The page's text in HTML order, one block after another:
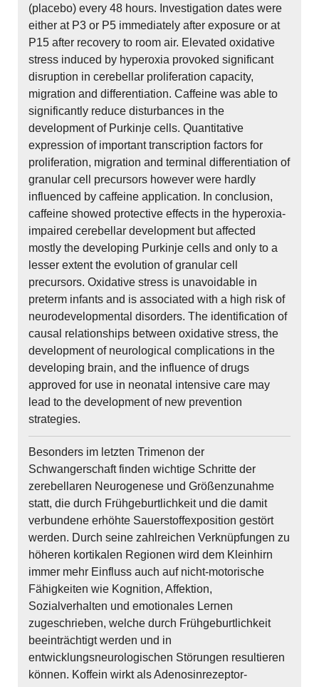
(placebo) every 48 hours. Investigation dates were
either at P3 or P5 immediately after exposure or at
P15 after recovery to room air. Elevated oxidative
stress induced by hyperoxia provoked significant
disruption in cerebellar proliferation capacity,
migration and differentiation. Caffeine was able to
significantly reduce disturbances in the
development of Purkinje cells. Quantitative
expression of important transcription factors for
proliferation, migration and terminal differentiation of
granular cell precursors however were hardly
influenced by caffeine application. In conclusion,
caffeine showed protective effects in the hyperoxia-
impaired cerebellar development but affected
mostly the developing Purkinje cells and only to a
lesser extent the evolution of granular cell
precursors. Oxidative stress is unavoidable in
preterm infants and is associated with a high risk of
neurodevelopmental disorders. The identification of
causal relationships between oxidative stress, the
development of neurological complications in the
developing brain, and the influence of drugs
approved for use in neonatal intensive care may
lead to the development of new prevention
strategies.
Besonders im letzten Trimenon der
Schwangerschaft finden wichtige Schritte der
zerebellaren Neurogenese und Größenzunahme
statt, die durch Frühgeburtlichkeit und die damit
verbundene erhöhte Sauerstoffexposition gestört
werden. Durch seine zahlreichen Verknüpfungen zu
höheren kortikalen Regionen wird dem Kleinhirn
immer mehr Einfluss auch auf nicht-motorische
Fähigkeiten wie Kognition, Affektion,
Sozialverhalten und emotionales Lernen
zugeschrieben, welche durch Frühgeburtlichkeit
beeinträchtigt werden und in
entwicklungsneurologischen Störungen resultieren
können. Koffein wirkt als Adenosinrezeptor-